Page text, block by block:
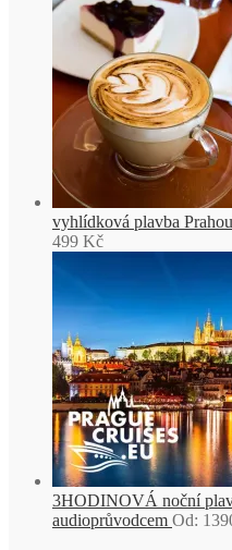
vyhlídková plavba
499 Kč
3HODINOVÁ noční
audioprůvodcem Od: